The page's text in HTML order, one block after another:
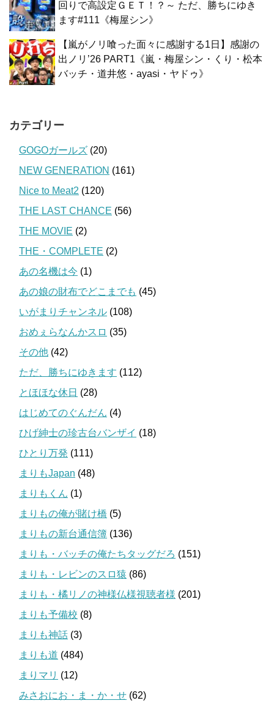
回りで高設定ＧＥＴ！？～ ただ、勝ちにゆき
ます#111《梅屋シン》
【嵐がノリ喰った面々に感謝する1日】感謝の
出ノリ’26 PART1《嵐・梅屋シン・くり・松本
バッチ・道井悠・ayasi・ヤドゥ》
カテゴリー
GOGOガールズ (20)
NEW GENERATION (161)
Nice to Meat2 (120)
THE LAST CHANCE (56)
THE MOVIE (2)
THE・COMPLETE (2)
あの名機は今 (1)
あの娘の財布でどこまでも (45)
いがまりチャンネル (108)
おめぇらなんかスロ (35)
その他 (42)
ただ、勝ちにゆきます (112)
とほほな休日 (28)
はじめてのぐんだん (4)
ひげ紳士の珍古台バンザイ (18)
ひとり万発 (111)
まりもJapan (48)
まりもくん (1)
まりもの俺が賭け橋 (5)
まりもの新台通信簿 (136)
まりも・バッチの俺たちタッグだろ (151)
まりも・レビンのスロ猿 (86)
まりも・橘リノの神様仏様視聴者様 (201)
まりも予備校 (8)
まりも神話 (3)
まりも道 (484)
まりマリ (12)
みさおにお・ま・か・せ (62)